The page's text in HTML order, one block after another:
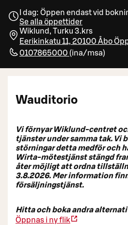
I dag: Öppen endast vid
Se alla öppettider
Wiklund, Turku 3.krs
Eerikinkatu 11, 20100 Åbo
0107865000 (ina/msa)
Wauditorio
Vi förnyar Wiklund-centret
tjänster under samma tak. Vi
störningar detta medför och
Wirta-mötestjänst stängd
åter möjligt att ordna
3.8.2026. Mer information
försäljningstjänst.
Hitta och boka andra
Öppnas i ny flik